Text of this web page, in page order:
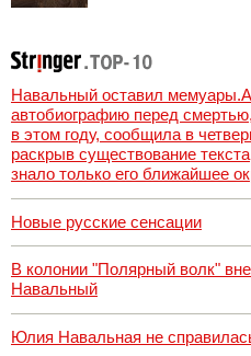
Навальный оставил
автобиографию перед
в этом году, сообщила в
раскрыв существование
знало только его ближайшее
Новые русские сенсации
В колонии "Полярный волк"
Навальный
Юлия Навальная не